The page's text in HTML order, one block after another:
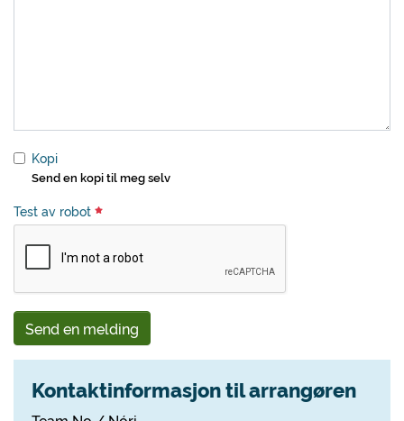
Kopi
Send en kopi til meg selv
Test av robot
Send en melding
Kontaktinformasjon til arrangøren